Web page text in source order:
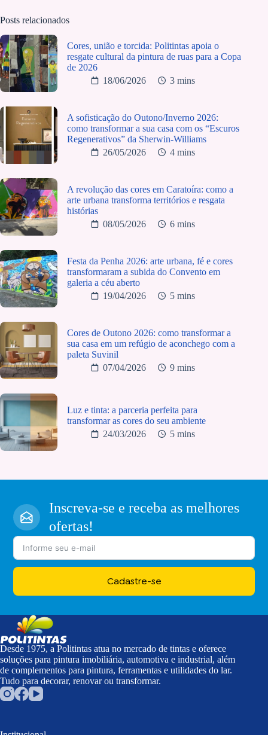
Posts relacionados
Cores, união e torcida: Politintas apoia o
resgate cultural da pintura de ruas para a Copa
de 2026
18/06/2026
3 mins
A sofisticação do Outono/Inverno 2026:
como transformar a sua casa com os “Escuros
Regenerativos” da Sherwin-Williams
26/05/2026
4 mins
A revolução das cores em Caratoíra: como a
arte urbana transforma territórios e resgata
histórias
08/05/2026
6 mins
Festa da Penha 2026: arte urbana, fé e cores
transformaram a subida do Convento em
galeria a céu aberto
19/04/2026
5 mins
Cores de Outono 2026: como transformar a
sua casa em um refúgio de aconchego com a
paleta Suvinil
07/04/2026
9 mins
Luz e tinta: a parceria perfeita para
transformar as cores do seu ambiente
24/03/2026
5 mins
Inscreva-se e receba as melhores
ofertas!
Cadastre-se
Desde 1975, a Politintas atua no mercado de tintas e oferece
soluções para pintura imobiliária, automotiva e industrial, além
de complementos para pintura, ferramentas e utilidades do lar.
Tudo para decorar, renovar ou transformar.